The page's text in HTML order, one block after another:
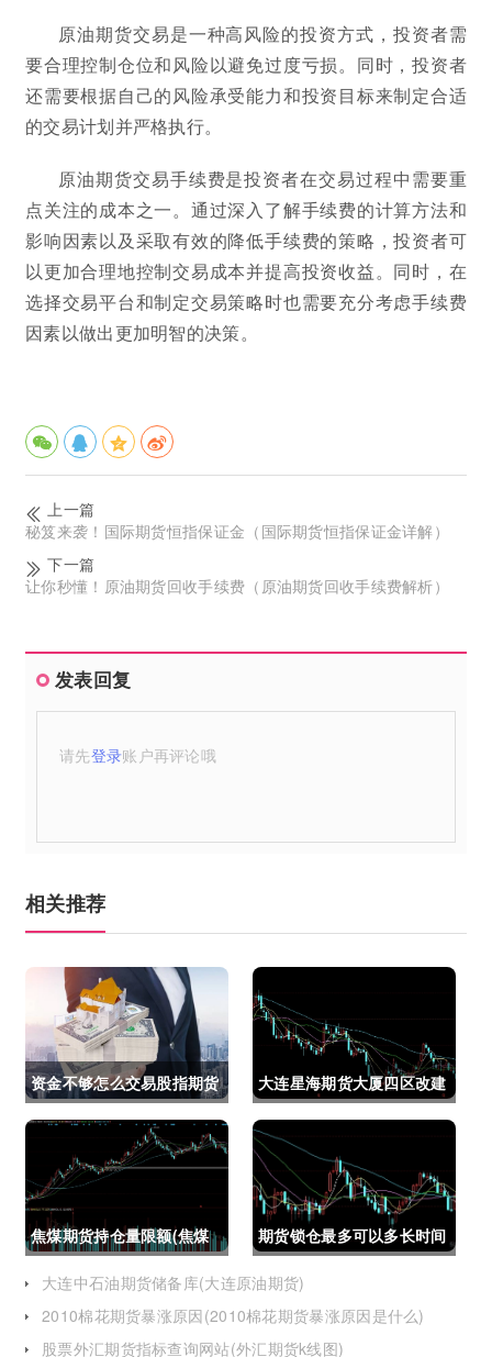
原油期货交易是一种高风险的投资方式，投资者需
要合理控制仓位和风险以避免过度亏损。同时，投资者
还需要根据自己的风险承受能力和投资目标来制定合适
的交易计划并严格执行。
原油期货交易手续费是投资者在交易过程中需要重
点关注的成本之一。通过深入了解手续费的计算方法和
影响因素以及采取有效的降低手续费的策略，投资者可
以更加合理地控制交易成本并提高投资收益。同时，在
选择交易平台和制定交易策略时也需要充分考虑手续费
因素以做出更加明智的决策。
上一篇
秘笈来袭！国际期货恒指保证金（国际期货恒指保证金详解）
下一篇
让你秒懂！原油期货回收手续费（原油期货回收手续费解析）
发表回复
请先登录账户再评论哦
相关推荐
资金不够怎么交易股指期货
(资金不够怎么交易股指期
货呢)
大连星海期货大厦四区改建
(大连星海广场期货大厦)
焦煤期货持仓量限额(焦煤
期货持仓量限额是多少)
期货锁仓最多可以多长时间
(期货锁仓最多可以多长时
间卖出)
大连中石油期货储备库(大连原油期货)
2010棉花期货暴涨原因(2010棉花期货暴涨原因是什么)
股票外汇期货指标查询网站(外汇期货k线图)